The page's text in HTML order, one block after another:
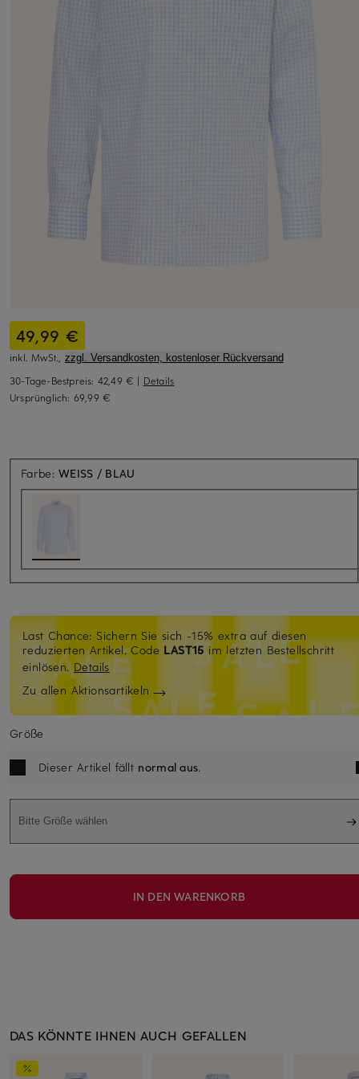
49,99 €
inkl. MwSt., zzgl. Versandkosten, kostenloser Rückversand
30-Tage-Bestpreis: 42,49 € | Details
Ursprünglich: 69,99 €
Farbe:WEISS / BLAU
Last Chance: Sichern Sie sich -15% extra auf diesen
reduzierten Artikel. Code LAST15im letzten Bestellschritt
einlösen.Details
Zu allen Aktionsartikeln
Größe
Dieser Artikel fällt normal aus.
Bitte Größe wählen
IN DEN WARENKORB
DAS KÖNNTE IHNEN AUCH GEFALLEN